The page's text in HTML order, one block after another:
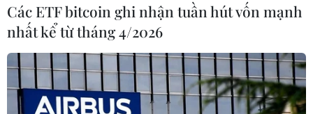
Các ETF bitcoin ghi nhận tuần hút vốn mạnh
nhất kể từ tháng 4/2026